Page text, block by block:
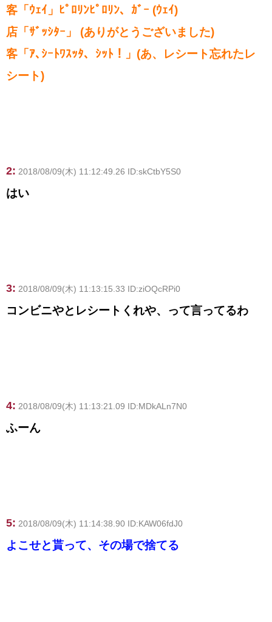
客「ｳｪｲ」ﾋﾟﾛﾘﾝﾋﾟﾛﾘﾝ、ｶﾞｰ (ｳｪｲ)
店「ｻﾞｯｼﾀｰ」 (ありがとうございました)
客「ｱ､ｼｰﾄﾜｽｯﾀ、ｼｯﾄ！」(あ、レシート忘れたレ
シート)
2: 2018/08/09(木) 11:12:49.26 ID:skCtbY5S0
はい
3: 2018/08/09(木) 11:13:15.33 ID:ziOQcRPi0
コンビニやとレシートくれや、って言ってるわ
4: 2018/08/09(木) 11:13:21.09 ID:MDkALn7N0
ふーん
5: 2018/08/09(木) 11:14:38.90 ID:KAW06fdJ0
よこせと貰って、その場で捨てる